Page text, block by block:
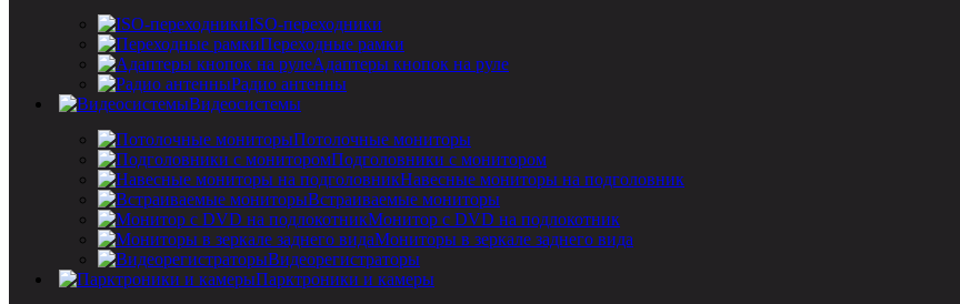
ISO-переходники
Переходные рамки
Адаптеры кнопок на руле
Радио антенны
Видеосистемы
Потолочные мониторы
Подголовники с монитором
Навесные мониторы на подголовник
Встраиваемые мониторы
Монитор с DVD на подлокотник
Мониторы в зеркале заднего вида
Видеорегистраторы
Парктроники и камеры